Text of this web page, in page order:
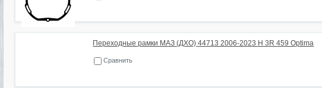
Переходные рамки МАЗ (ДХО) 44713 2006-2023 H 3R 459 Optima
Сравнить